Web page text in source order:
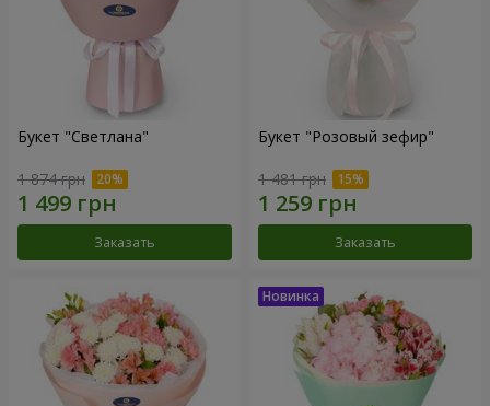
Букет "Светлана"
1 874 грн
Заказать
Букет "Розовый зефир"
1 481 грн
Заказать